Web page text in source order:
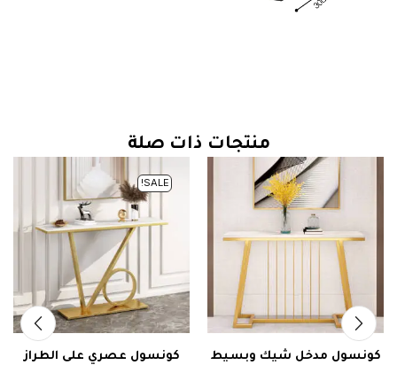
منتجات ذات صلة
كونسول مدخل شيك وبسيط
SALE!
كونسول عصري على الطراز